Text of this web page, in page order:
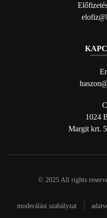
1024
Margit krt.
© 2025 All rights
moderálási szabályzat